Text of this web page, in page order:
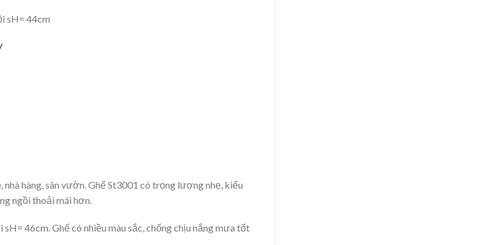
sH= 44cm
hàng, sân vườn. Ghế St3001 có trọng lượng nhẹ, kiểu
ngồi thoải mái hơn.
46cm. Ghế có nhiều màu sắc, chống chịu nắng mưa tốt